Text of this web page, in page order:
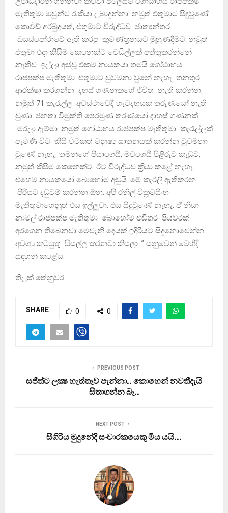
මැතිතුමා ඔවුන්ට රැකියා ලබාදුන්නා. නමුත් එතුමාට සිදුවුණේ
කොවිඩ් අර්බුදයත්, එතුමාට විරුද්ධව ජාත්‍යන්තර
ඩයස්පෝරාවේ ඇති කරපු කුමණ්ත්‍රනයට මුහුණදීමට. නමුත්
එතුමා එදා කිසිම කෙනෙක්ට වෙඩිල්ලක් පත්තුකරන්නේ
නැතිව ඉල්ලා අස්වූ එකම නායකයා තමයි ගෝඨාභය
රාජපක්ෂ මැතිතුමා. එතුමාට වුවමනා වුනේ නැහැ තනතුර
ආරක්ෂා කරගන්න දහස් ගණනකගේ ජිවිත නැති කරන්න.
නමුත් 71 කැරැල්ල අවස්ථාවේදී හැටදහසක තරුණයෝ නැති
වුණා. ජනතා විමුක්ති පෙරමුණ තරණයෝ දාහස් ගණනක්
මරලා දැම්මා. නමුත් ගෝඨාභය රාජපක්ෂ මැතිතුමා කැරැල්ලක්
පැමිණි විට කිසි විටකත් මනුෂ්‍ය ඝාතනයක් කරන්න වුවමනා
වුණේ නැහැ. තමන්ගේ පියාගෙයි, මවගෙයි පිළිරුව කැඩුව,
නමුත් කිසිම කෙනෙක්ට ඊට විරුද්ධව ක්‍රියා කළේ නැහැ.
එහෙම නායකයෝ බොහෝම අඩුයි. මේ කැරලි ඇතිකරන
පිරිසට දඩුවම් කරන්න ඕන. අපි රනිල් වික්‍රමසිංහ
මැතිතුමාගෙනුත් එය ඉල්ලුවා. එය සිදුවුණේ නැහැ. ඒ නිසා
නාමල් රාජපක්ෂ මැතිතුමා බොහෝම එඩිතර පියවරක්
අරගෙන තිබෙනවා මෙවැනි දෙයක් ඉදිරියට සිදුනොවෙන්න
අවශ්‍ය කටයුතු සියල්ල කරනවා කියලා. ” යනුවෙන් මෙහිදි
සඳහන් කළේය.
තිලක් තේනුවර
SHARE 0 0
PREVIOUS POST
සජිත්ට ලක්‍ෂ හැත්තෑව පැන්නා.. කොහෙන් නවතීදැයි
සිතාගන්න බෑ..
NEXT POST
සීගිරිය මුදුනේදී සංචාරකයෙකු මිය යයි…